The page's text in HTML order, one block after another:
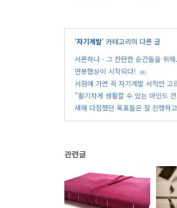
'자기계발' 카테고리의 다른 글
서른하나 - 그 찬란한 순간들을 위
연봉협상이 시작되다! (8)
서점에 가면 꼭 자기계발 서적만 고
"활기차게 생활할 수 있는 마인드
새해 다짐했던 목표들은 잘 진행하
관련글